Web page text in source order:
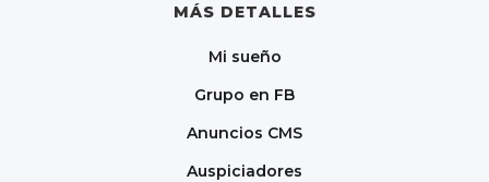
MÁS DETALLES
Mi sueño
Grupo en FB
Anuncios CMS
Auspiciadores